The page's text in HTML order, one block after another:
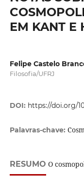
EM KANT E
Felipe Castelo
Filosofia/UFRJ
DOI: https://doi.org/
Palavras-chave:
RESUMO O